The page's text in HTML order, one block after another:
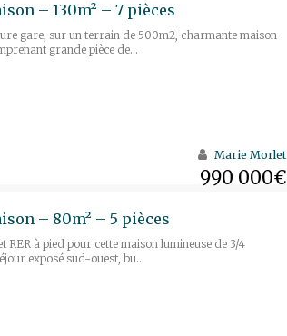
– 130m² – 7 pièces
gare, sur un terrain de 500m2, charmante maison
grande pièce de...
990 000€
Marie Morlet
– 80m² – 5 pièces
RER à pied pour cette maison lumineuse de 3/4
exposé sud-ouest, bu...